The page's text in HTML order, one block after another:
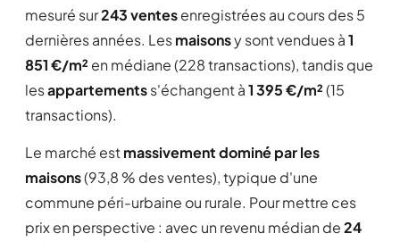
mesuré sur243 ventesenregistrées au cours des 5
dernières années. Lesmaisonsy sont vendues à1
851 €/m² en médiane (228 transactions), tandis que
lesappartementss'échangent à1 395 €/m²(15
transactions).
Le marché estmassivement dominé par les
maisons(93,8 % des ventes), typique d'une
commune péri-urbaine ou rurale. Pour mettre ces
prix en perspective : avec un revenu médian de24